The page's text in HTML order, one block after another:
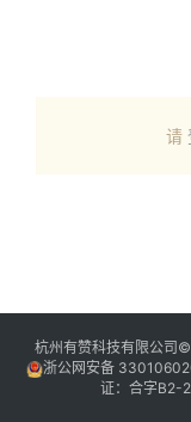
请
杭州有赞科技有限公司
浙公网安备
证：合字B2-